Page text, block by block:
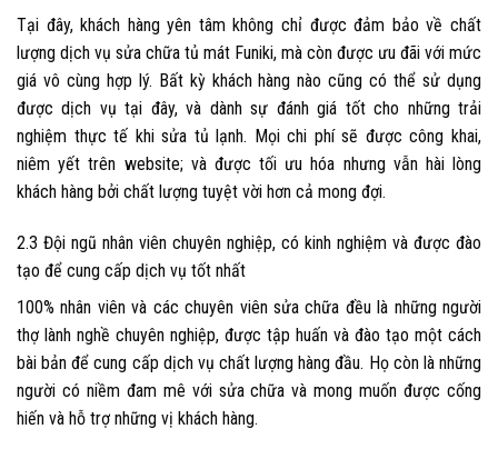
Tại đây, khách hàng yên tâm không chỉ được đảm bảo về chất
lượng dịch vụ sửa chữa tủ mát Funiki, mà còn được ưu đãi với mức
giá vô cùng hợp lý. Bất kỳ khách hàng nào cũng có thể sử dụng
được dịch vụ tại đây, và dành sự đánh giá tốt cho những trải
nghiệm thực tế khi sửa tủ lạnh. Mọi chi phí sẽ được công khai,
niêm yết trên website; và được tối ưu hóa nhưng vẫn hài lòng
khách hàng bởi chất lượng tuyệt vời hơn cả mong đợi.
2.3 Đội ngũ nhân viên chuyên nghiệp, có kinh nghiệm và được đào
tạo để cung cấp dịch vụ tốt nhất
100% nhân viên và các chuyên viên sửa chữa đều là những người
thợ lành nghề chuyên nghiệp, được tập huấn và đào tạo một cách
bài bản để cung cấp dịch vụ chất lượng hàng đầu. Họ còn là những
người có niềm đam mê với sửa chữa và mong muốn được cống
hiến và hỗ trợ những vị khách hàng.